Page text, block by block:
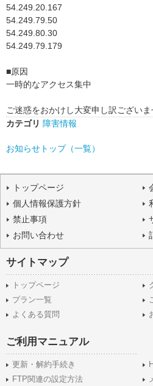
54.249.20.167
54.249.79.50
54.249.80.30
54.249.79.179
■原因
一時的なアクセス集中
ご迷惑をおかけし大変申し訳ございま
カテゴリ 障害情報
お知らせトップ（一覧）
トップページ
個人情報保護方針
禁止事項
お問い合わせ
サイトマップ
トップページ
プラン一覧
よくある質問
ご利用マニュアル
更新・解約手続き
FTP関連の設定方法